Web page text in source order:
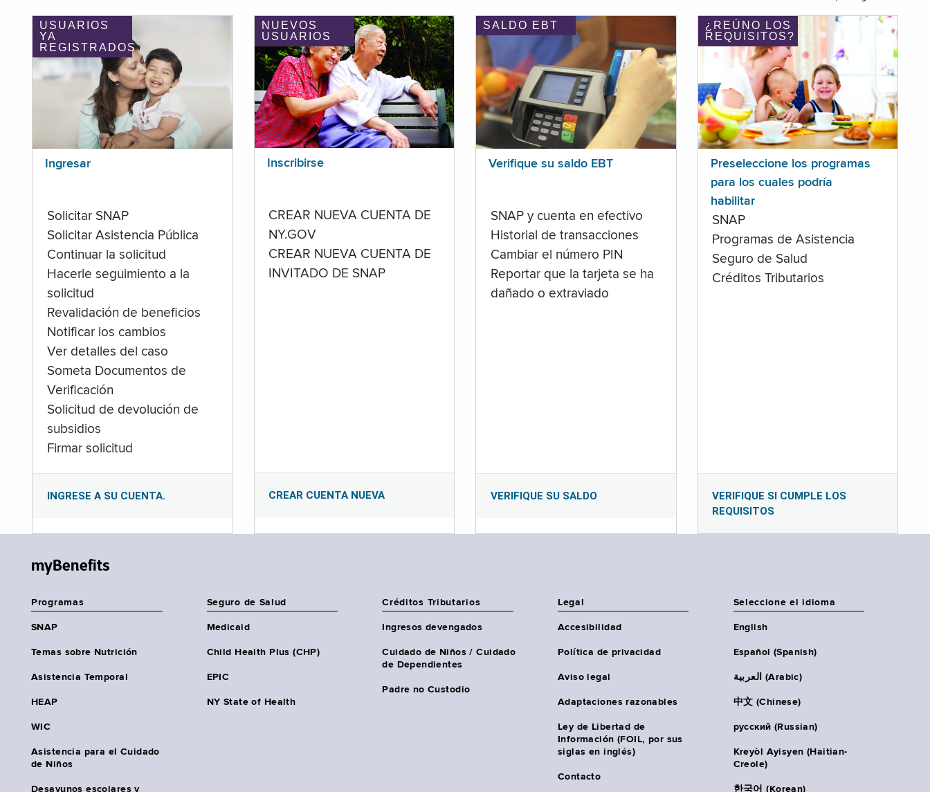
USUARIOS
YA
REGISTRADOS
Ingresar
Solicitar SNAP
Solicitar Asistencia Pública
Continuar la solicitud
Hacerle seguimiento a la
solicitud
Revalidación de beneficios
Notificar los cambios
Ver detalles del caso
Someta Documentos de
Verificación
Solicitud de devolución de
subsidios
Firmar solicitud
INGRESE A SU CUENTA.
NUEVOS
USUARIOS
Inscribirse
CREAR NUEVA CUENTA DE
NY.GOV
CREAR NUEVA CUENTA DE
INVITADO DE SNAP
CREAR CUENTA NUEVA
SALDO EBT
Verifique su saldo EBT
SNAP y cuenta en efectivo
Historial de transacciones
Cambiar el número PIN
Reportar que la tarjeta se ha
dañado o extraviado
VERIFIQUE SU SALDO
¿REÚNO LOS
REQUISITOS?
Preseleccione los programas
para los cuales podría
habilitar
SNAP
Programas de Asistencia
Seguro de Salud
Créditos Tributarios
VERIFIQUE SI CUMPLE LOS
REQUISITOS
myBenefits
Programas
SNAP
Temas sobre Nutrición
Asistencia Temporal
HEAP
WIC
Asistencia para el Cuidado
de Niños
Desayunos escolares y
Seguro de Salud
Medicaid
Child Health Plus (CHP)
EPIC
NY State of Health
Créditos Tributarios
Ingresos devengados
Cuidado de Niños / Cuidado
de Dependientes
Padre no Custodio
Legal
Accesibilidad
Política de privacidad
Aviso legal
Adaptaciones razonables
Ley de Libertad de
Información (FOIL, por sus
siglas en inglés)
Contacto
Seleccione el idioma
English
Español (Spanish)
العربية (Arabic)
中文 (Chinese)
русский (Russian)
Kreyòl Ayisyen (Haitian-
Creole)
한국어 (Korean)